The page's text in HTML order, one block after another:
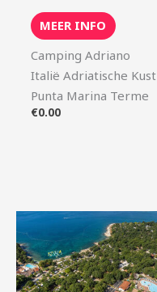
MEER INFO
Camping Adriano
Italië Adriatische Kust
Punta Marina Terme
€0.00